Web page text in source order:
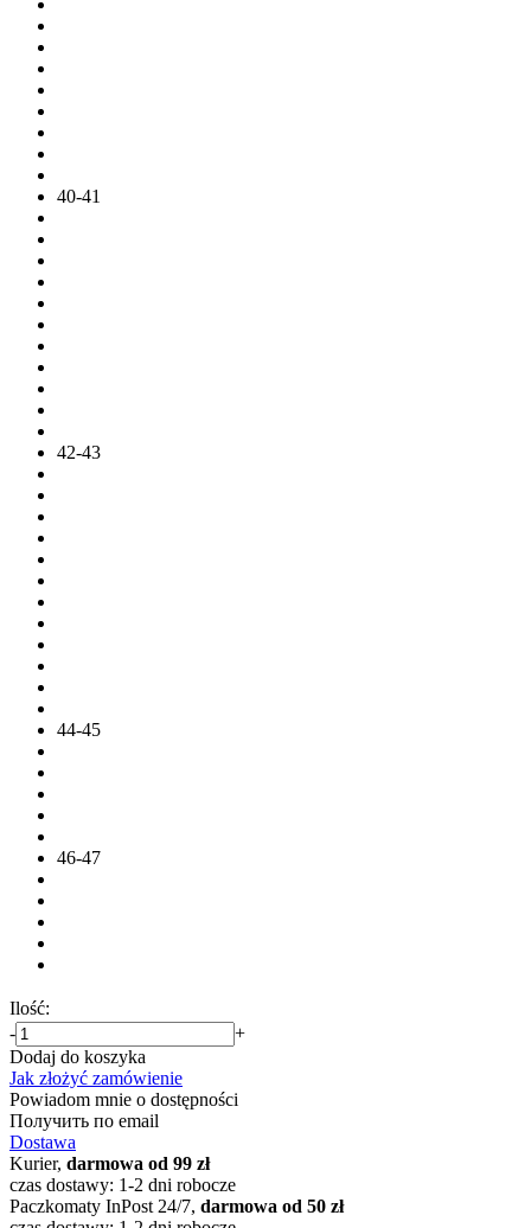
40-41
42-43
44-45
46-47
Ilość:
-
+
Dodaj do koszyka
Jak złożyć zamówienie
Powiadom mnie o dostępności
Получить по email
Dostawa
Kurier, darmowa od 99 zł
czas dostawy: 1-2 dni robocze
Paczkomaty InPost 24/7, darmowa od 50 zł